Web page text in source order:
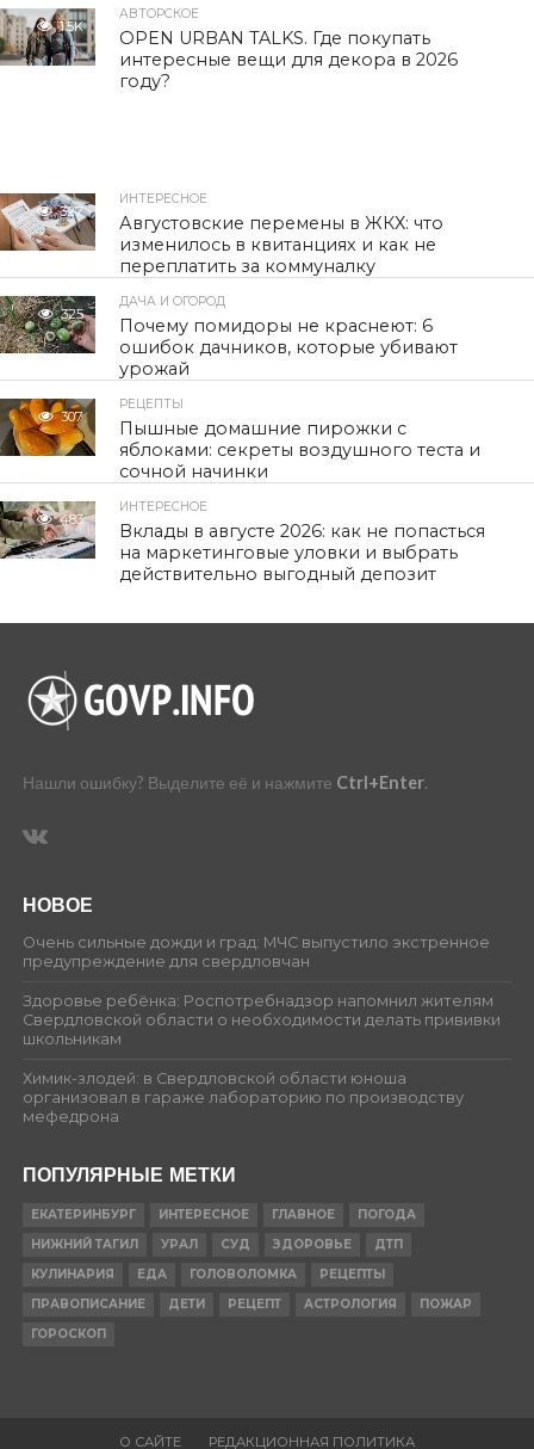
1.5K
АВТОРСКОЕ
OPEN URBAN TALKS. Где покупать
интересные вещи для декора в 2026
году?
327
ИНТЕРЕСНОЕ
Августовские перемены в ЖКХ: что
изменилось в квитанциях и как не
переплатить за коммуналку
325
ДАЧА И ОГОРОД
Почему помидоры не краснеют: 6
ошибок дачников, которые убивают
урожай
307
РЕЦЕПТЫ
Пышные домашние пирожки с
яблоками: секреты воздушного теста и
сочной начинки
483
ИНТЕРЕСНОЕ
Вклады в августе 2026: как не попасться
на маркетинговые уловки и выбрать
действительно выгодный депозит
Нашли ошибку? Выделите её и нажмите Ctrl+Enter.
НОВОЕ
Очень сильные дожди и град: МЧС выпустило экстренное
предупреждение для свердловчан
Здоровье ребёнка: Роспотребнадзор напомнил жителям
Свердловской области о необходимости делать прививки
школьникам
Химик-злодей: в Свердловской области юноша
организовал в гараже лабораторию по производству
мефедрона
ПОПУЛЯРНЫЕ МЕТКИ
ЕКАТЕРИНБУРГ ИНТЕРЕСНОЕ ГЛАВНОЕ
ПОГОДА
НИЖНИЙ ТАГИЛ
УРАЛ СУД ЗДОРОВЬЕ
ДТП
КУЛИНАРИЯ
ЕДА ГОЛОВОЛОМКА
РЕЦЕПТЫ
ПРАВОПИСАНИЕ
ДЕТИ РЕЦЕПТ АСТРОЛОГИЯ
ПОЖАР
ГОРОСКОП
О САЙТЕ РЕДАКЦИОННАЯ ПОЛИТИКА